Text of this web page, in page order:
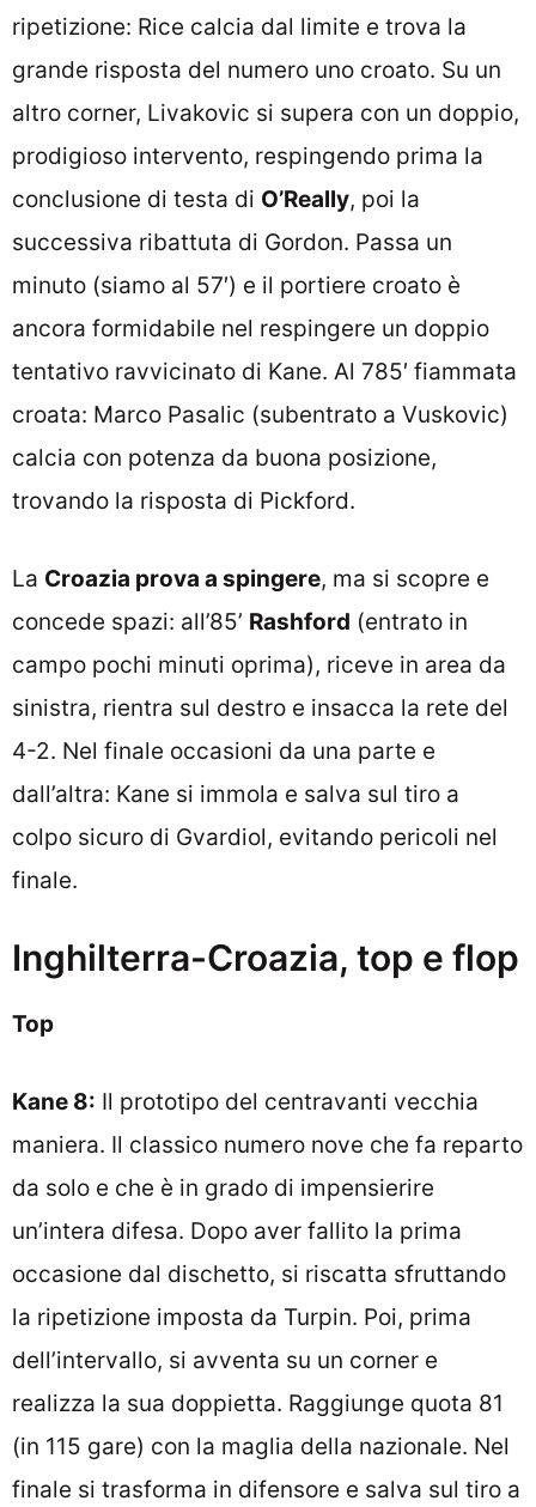
ripetizione: Rice calcia dal limite e trova la
grande risposta del numero uno croato. Su un
altro corner, Livakovic si supera con un doppio,
prodigioso intervento, respingendo prima la
conclusione di testa di O’Really, poi la
successiva ribattuta di Gordon. Passa un
minuto (siamo al 57′) e il portiere croato è
ancora formidabile nel respingere un doppio
tentativo ravvicinato di Kane. Al 785′ fiammata
croata: Marco Pasalic (subentrato a Vuskovic)
calcia con potenza da buona posizione,
trovando la risposta di Pickford.
La Croazia prova a spingere, ma si scopre e
concede spazi: all’85’ Rashford (entrato in
campo pochi minuti oprima), riceve in area da
sinistra, rientra sul destro e insacca la rete del
4-2. Nel finale occasioni da una parte e
dall’altra: Kane si immola e salva sul tiro a
colpo sicuro di Gvardiol, evitando pericoli nel
finale.
Inghilterra-Croazia, top e flop
Top
Kane 8: Il prototipo del centravanti vecchia
maniera. Il classico numero nove che fa reparto
da solo e che è in grado di impensierire
un’intera difesa. Dopo aver fallito la prima
occasione dal dischetto, si riscatta sfruttando
la ripetizione imposta da Turpin. Poi, prima
dell’intervallo, si avventa su un corner e
realizza la sua doppietta. Raggiunge quota 81
(in 115 gare) con la maglia della nazionale. Nel
finale si trasforma in difensore e salva sul tiro a